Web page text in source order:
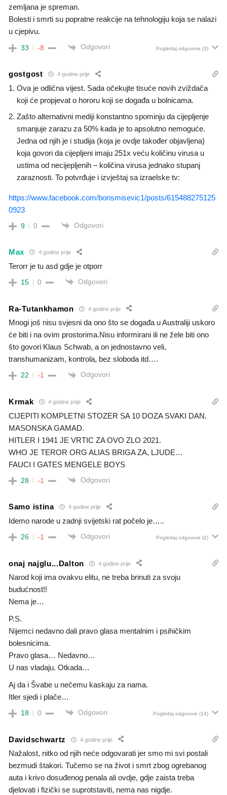
zemljana je spreman.
Bolesti i smrti su popratne reakcije na tehnologiju koja se nalazi
u cjepivu.
33 -8 Odgovori Pogledaj odgovore (3)
gostgost 4 godine prije
Ova je odlična vijest. Sada očekujte tisuće novih zviždača
koji će propjevat o hororu koji se događa u bolnicama.
Zašto alternativni mediji konstantno spominju da cijepljenje
smanjuje zarazu za 50% kada je to apsolutno nemoguće.
Jedna od njih je i studija (koja je ovdje također objavljena)
koja govori da cijepljeni imaju 251x veću količinu virusa u
ustima od necijepljenih – količina virusa jednako stupanj
zaraznosti. To potvrđuje i izvještaj sa izraelske tv:
https://www.facebook.com/borismisevic1/posts/615488275125
0923
9 0 Odgovori
Max 4 godine prije
Terorr je tu asd gdje je otporr
15 0 Odgovori
Ra-Tutankhamon 4 godine prije
Mnogi još nisu svjesni da ono što se događa u Australiji uskoro
će biti i na ovim prostorima.Nisu informirani ili ne žele biti ono
što govori Klaus Schwab, a on jednostavno veli,
transhumanizam, kontrola, bez sloboda itd….
22 -1 Odgovori
Krmak 4 godine prije
CIJEPITI KOMPLETNI STOZER SA 10 DOZA SVAKI DAN.
MASONSKA GAMAD.
HITLER I 1941 JE VRTIC ZA OVO ZLO 2021.
WHO JE TEROR ORG ALIAS BRIGA ZA, LJUDE…
FAUCI I GATES MENGELE BOYS
28 -1 Odgovori
Samo istina 4 godine prije
Idemo narode u zadnji svijetski rat počelo je…..
26 -1 Odgovori Pogledaj odgovore (2)
onaj najglu...Dalton 4 godine prije
Narod koji ima ovakvu elitu, ne treba brinuti za svoju
budućnost!!
Nema je…
P.S.
Nijemci nedavno dali pravo glasa mentalnim i psihičkim
bolesnicima.
Pravo glasa… Nedavno…
U nas vladaju. Otkada…
Aj da i Švabe u nečemu kaskaju za nama.
Itler sjedi i plače…
18 0 Odgovori Pogledaj odgovore (14)
Davidschwartz 4 godine prije
Nažalost, nitko od njih neće odgovarati jer smo mi svi postali
bezmudi štakori. Tučemo se na život i smrt zbog ogrebanog
auta i krivo dosuđenog penala ali ovdje, gdje zaista treba
djelovati i fizički se suprotstaviti, nema nas nigdje.